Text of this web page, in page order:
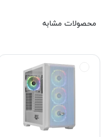
محصولات مشابه